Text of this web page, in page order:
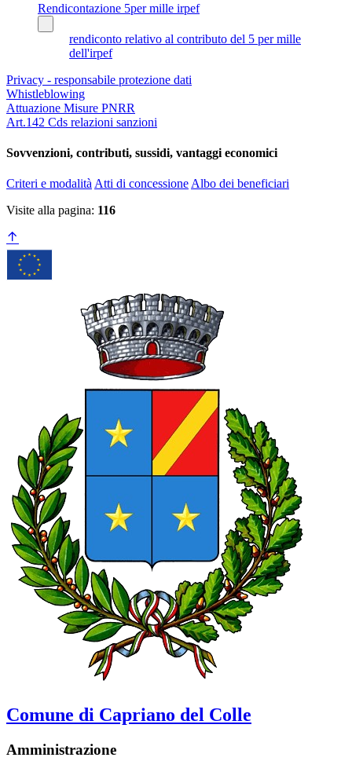
Rendicontazione 5per mille irpef
rendiconto relativo al contributo del 5 per mille
dell'irpef
Privacy - responsabile protezione dati
Whistleblowing
Attuazione Misure PNRR
Art.142 Cds relazioni sanzioni
Sovvenzioni, contributi, sussidi, vantaggi economici
Criteri e modalità Atti di concessione Albo dei beneficiari
Visite alla pagina: 116
Comune di Capriano del Colle
Amministrazione